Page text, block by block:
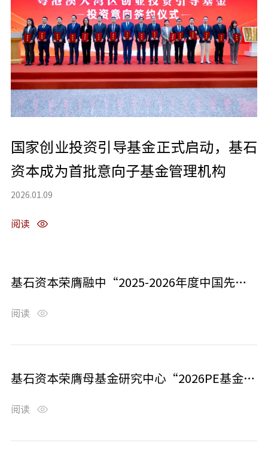
国家创业投资引导基金正式启动，基石
资本成为首批意向子基金管理机构
2026.01.09
阅读
基石资本荣膺融中“2025-2026年度中国先进制造领域最佳投资机构”等多个奖项
阅读
基石资本荣膺母基金研究中心“2026PE基金最佳回报TOP10”等多个奖项
阅读